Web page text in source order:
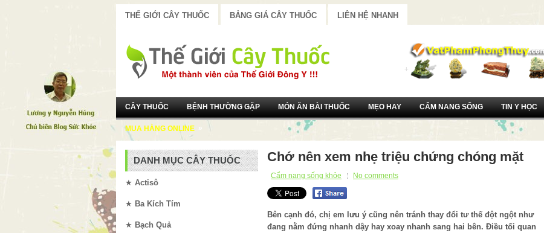
THẾ GIỚI CÂY THUỐC BẢNG GIÁ CÂY THUỐC LIÊN HỆ NHANH
CÂY THUỐC BỆNH THƯỜNG GẶP MÓN ĂN BÀI THUỐC MẸO HAY CẨM NANG SỐNG TIN Y HỌC
MUA HÀNG ONLINE »
Chớ nên xem nhẹ triệu chứng chóng mặt
Cẩm nang sống khỏe No comments
Bên cạnh đó, chị em lưu ý cũng nên tránh thay đổi tư thế đột ngột như
đang nằm đứng nhanh dậy hay xoay nhanh sang hai bên. Điều tối quan
DANH MỤC CÂY THUỐC
★ Actisô
★ Ba Kích Tím
★ Bạch Quả